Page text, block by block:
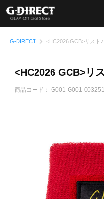
G-DIRECT <HC2026 GCB>リスト
<HC2026 GCB>リ
商品コード： G001-G001-003251